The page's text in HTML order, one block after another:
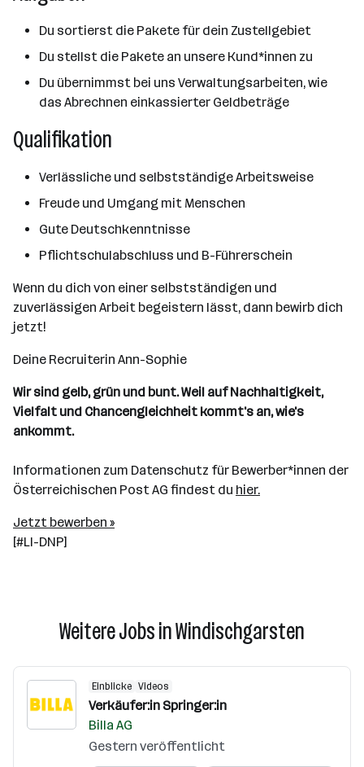
Du sortierst die Pakete für dein Zustellgebiet
Du stellst die Pakete an unsere Kund*innen zu
Du übernimmst bei uns Verwaltungsarbeiten, wie
das Abrechnen einkassierter Geldbeträge
Qualifikation
Verlässliche und selbstständige Arbeitsweise
Freude und Umgang mit Menschen
Gute Deutschkenntnisse
Pflichtschulabschluss und B-Führerschein
Wenn du dich von einer selbstständigen und
zuverlässigen Arbeit begeistern lässt, dann bewirb dich
jetzt!
Deine Recruiterin Ann-Sophie
Wir sind gelb, grün und bunt. Weil auf Nachhaltigkeit,
Vielfalt und Chancengleichheit kommt's an, wie's
ankommt.
Informationen zum Datenschutz für Bewerber*innen der
Österreichischen Post AG findest du hier.
Jetzt bewerben »
[#LI-DNP]
Weitere Jobs in Windischgarsten
Einblicke Videos
Verkäufer:in Springer:in
Billa AG
Gestern veröffentlicht